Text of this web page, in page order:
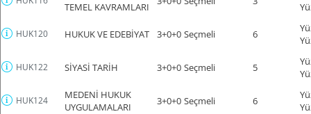
TEMEL KAVRAMLARI
HUK120 HUKUK VE EDEBİYAT 3+0+0 Seçmeli 6
HUK122 SİYASİ TARİH 3+0+0 Seçmeli 5
HUK124
MEDENİ HUKUK
UYGULAMALARI
3+0+0 Seçmeli 6